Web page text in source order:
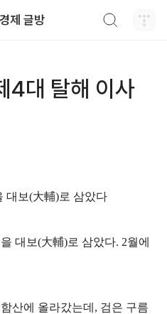
제 글방
4대 탈해 이사
대보(大輔)로 삼았다
대보(大輔)로 삼았다. 2월에
산에 올라갔는데, 검은 구름